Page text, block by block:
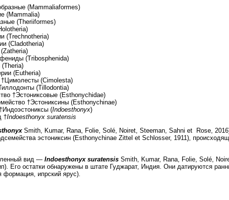
(Mammaliaformes)
(Mammalia)
(Theriiformes)
(Tribosphenida)
(Cimolesta)
(Tillodontia)
(Esthonychidae)
(Esthonychinae)
(Indoesthonyx)
Indoesthonyx suratensis
Smith, Kumar, Rana, Folie, Solé, Noiret, Steeman, Sahni et Rose,
эстониксин (Esthonychinae Zittel et Schlosser, 1911),
вид — Indoesthonyx suratensisSmith, Kumar, Rana, Folie, Solé,
Его остатки обнаружены в штате Гуджарат, Индия. Они датируются
формация, ипрский ярус).